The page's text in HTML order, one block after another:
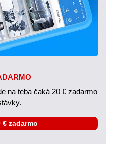
na teba čaká 20 € zadarmo
€ zadarmo